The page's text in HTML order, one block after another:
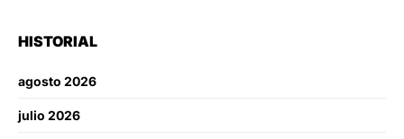
HISTORIAL
agosto 2026
julio 2026